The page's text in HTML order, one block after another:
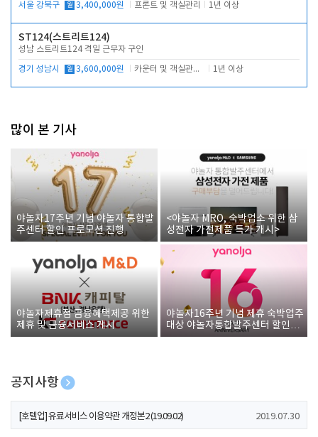
서울 강북구 월 3,400,000원 프론트 및 객실관리 1년 이상
ST124(스트리트124)
성남 스트리트124 격일 근무자 구인
경기 성남시 월 3,600,000원 카운터 및 객실관리 전반 1년 이상
많이 본 기사
야놀자17주년 기념 야놀자 통합발
주센터 할인 프로모션 진행
<야놀자 MRO, 숙박업소 위한 삼
성전자 가전제품 특가 개시>
야놀자제휴점 금융혜택제공 위한
제휴 및 금융서비스 게시
야놀자16주년 기념 제휴 숙박업주
대상 야놀자통합발주센터 할인쿠
폰 증정
공지사항
[호텔업] 개인정보 처리방침 개정본1 (19.09.02)
[호텔업] 유료서비스 이용약관 개정본2 (19.09.02) 2019.07.30